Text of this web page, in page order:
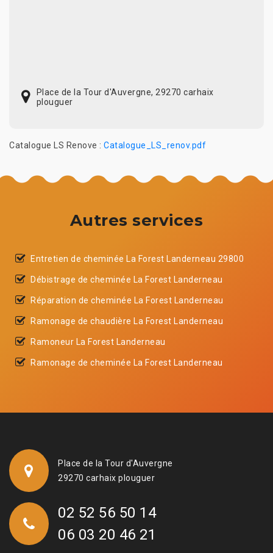
Place de la Tour d'Auvergne, 29270 carhaix
plouguer
Catalogue LS Renove : Catalogue_LS_renov.pdf
Autres services
Entretien de cheminée La Forest Landerneau 29800
Débistrage de cheminée La Forest Landerneau
Réparation de cheminée La Forest Landerneau
Ramonage de chaudière La Forest Landerneau
Ramoneur La Forest Landerneau
Ramonage de cheminée La Forest Landerneau
Place de la Tour d'Auvergne
29270 carhaix plouguer
02 52 56 50 14
06 03 20 46 21